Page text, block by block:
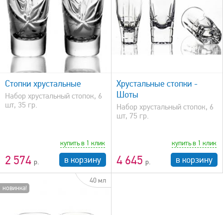
Стопки хрустальные
Набор хрустальный стопок, 6
шт, 35 гр.
2 574
купить в 1 клик
в корзину
быстрый просмотр
Хрустальные стопки -
Шоты
Набор хрустальный стопок, 6
шт, 75 гр.
4 645
купить в 1 клик
в корзину
новинка!
40 мл